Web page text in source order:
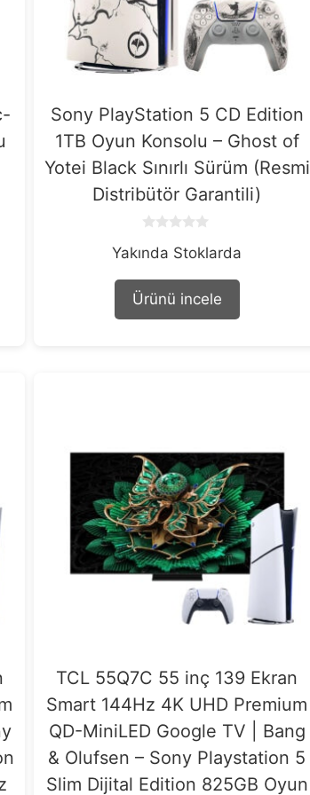
Sony PlayStation 5 CD Edition
1TB Oyun Konsolu – Ghost of
Yotei Black Sınırlı Sürüm (Resmi
Distribütör Garantili)
o
t
f
Yakında Stoklarda
Ürünü incele
TCL 55Q7C 55 inç 139 Ekran
Smart 144Hz 4K UHD Premium
QD-MiniLED Google TV | Bang
& Olufsen – Sony Playstation 5
Slim Dijital Edition 825GB Oyun